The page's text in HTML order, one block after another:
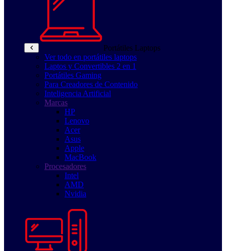
Portátiles Laptops
Ver todo en portátiles laptops
Laptos y Convertibles 2 en 1
Portátiles Gaming
Para Creadores de Contenido
Inteligencia Artificial
Marcas
HP
Lenovo
Acer
Asus
Apple
MacBook
Procesadores
Intel
AMD
Nvidia